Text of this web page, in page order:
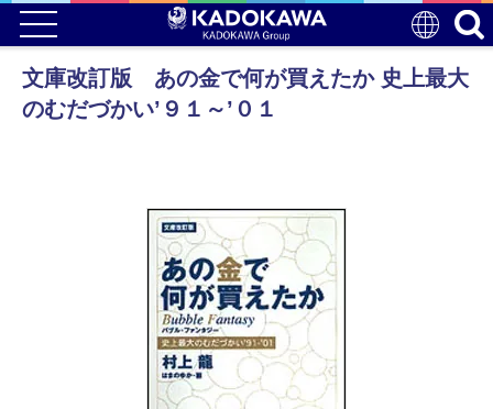
文庫改訂版 あの金で何が買えたか 史上最大
のむだづかい’９１～’０１